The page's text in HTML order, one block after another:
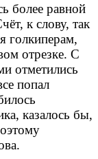
более равной
к слову, так
голкиперам,
отрезке. С
отметились
попал
казалось бы,